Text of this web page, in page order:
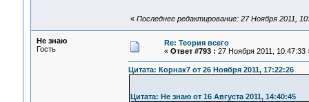
« Последнее редактирование: 27 Ноября 2011,
Не знаю
Гость
Re: Теория всего
« Ответ #793 : 27 Ноября 2011, 10:47:33
Цитата: Корнак7 от 26 Ноября 2011, 17:22:26
Цитата: Не знаю от 16 Августа 2011, 14:40:45